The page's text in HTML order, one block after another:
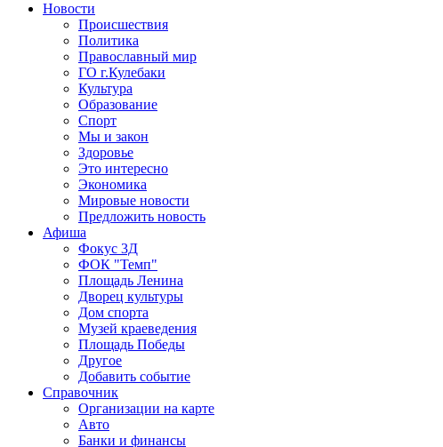
Новости
Происшествия
Политика
Православный мир
ГО г.Кулебаки
Культура
Образование
Спорт
Мы и закон
Здоровье
Это интересно
Экономика
Мировые новости
Предложить новость
Афиша
Фокус 3Д
ФОК "Темп"
Площадь Ленина
Дворец культуры
Дом спорта
Музей краеведения
Площадь Победы
Другое
Добавить событие
Справочник
Организации на карте
Авто
Банки и финансы